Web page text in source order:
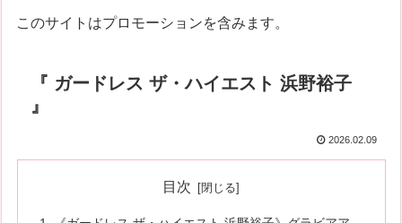
このサイトはプロモーションを含みます。
『 ガードレス ザ・ハイエスト 浜野裕子
』
2026.02.09
目次